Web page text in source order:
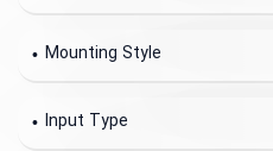
Mounting Style
Input Type